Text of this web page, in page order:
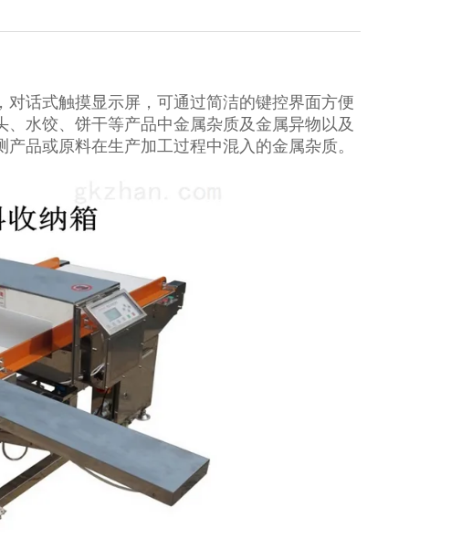
话式触摸显示屏，可通过简洁的键控界面方便
水饺、饼干等产品中金属杂质及金属异物以及
品或原料在生产加工过程中混入的金属杂质。